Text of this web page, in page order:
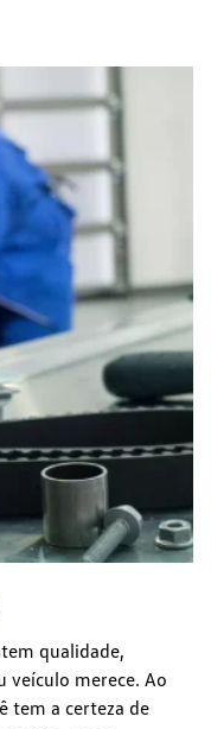
qualidade,
veículo merece. Ao
tem a certeza de